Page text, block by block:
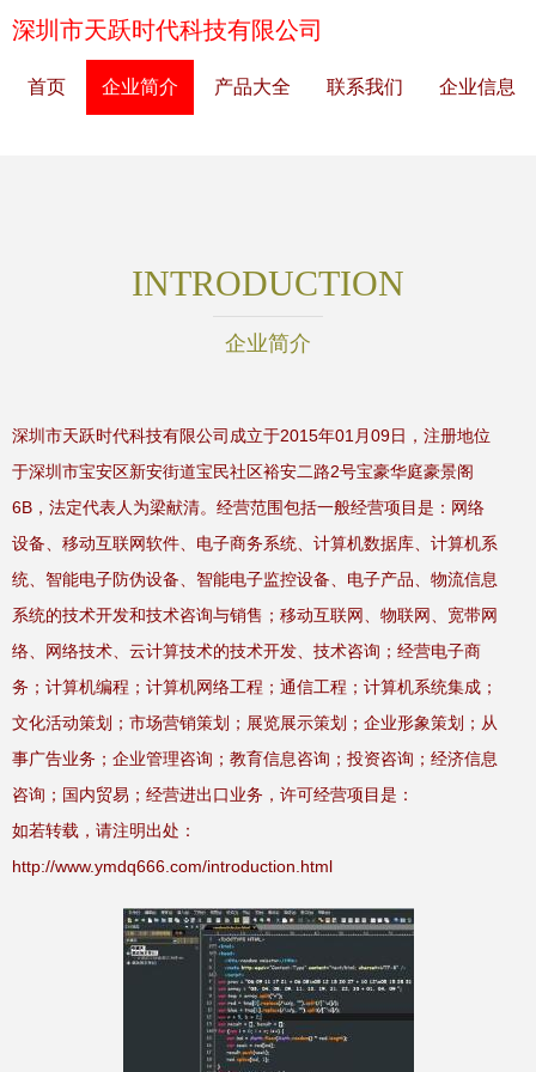
深圳市天跃时代科技有限公司
首页 企业简介 产品大全 联系我们 企业信息
INTRODUCTION
企业简介
深圳市天跃时代科技有限公司成立于2015年01月09日，注册地位
于深圳市宝安区新安街道宝民社区裕安二路2号宝豪华庭豪景阁
6B，法定代表人为梁献清。经营范围包括一般经营项目是：网络
设备、移动互联网软件、电子商务系统、计算机数据库、计算机系
统、智能电子防伪设备、智能电子监控设备、电子产品、物流信息
系统的技术开发和技术咨询与销售；移动互联网、物联网、宽带网
络、网络技术、云计算技术的技术开发、技术咨询；经营电子商
务；计算机编程；计算机网络工程；通信工程；计算机系统集成；
文化活动策划；市场营销策划；展览展示策划；企业形象策划；从
事广告业务；企业管理咨询；教育信息咨询；投资咨询；经济信息
咨询；国内贸易；经营进出口业务，许可经营项目是：
如若转载，请注明出处：
http://www.ymdq666.com/introduction.html